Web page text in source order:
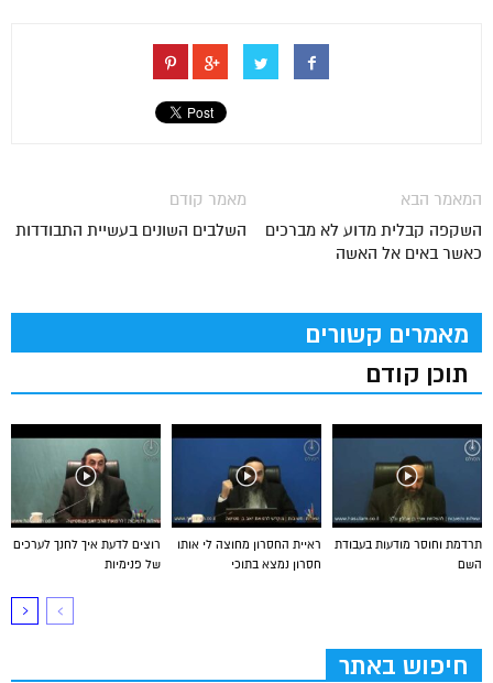
מאמר קודם
השלבים השונים בעשיית התבודדות
המאמר הבא
השקפה קבלית מדוע לא מברכים
כאשר באים אל האשה
מאמרים קשורים
תוכן קודם
רוצים לדעת איך לחנך לערכים
של פנימיות
ראיית החסרון מחוצה לי אותו
חסרון נמצא בתוכי
תרדמת וחוסר מודעות בעבודת
השם
חיפוש באתר